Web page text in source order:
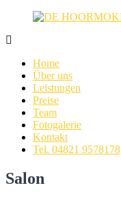
springen
HOORMOKER
Haarspezialisten
Itzehoe
Friseur
Home
Über uns
Leistungen
Preise
Team
Fotogalerie
Kontakt
Tel. 04821 9578178
Salon